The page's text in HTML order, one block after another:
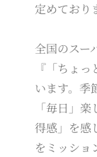
定めており
全国のスー
『「ちょ
います。季
「毎日」
得感」を感
をミッショ